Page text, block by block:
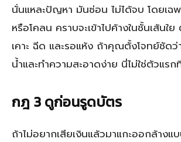
นั่นแหละปัญหา มันซ่อน ไม่ได้จบ โดยเฉพ
หรือโคลน คราบจะเข้าไปค้างในชั้นเส้นใ
เคาะ ฉีด และรอแห้ง ถ้าคุณตั้งโจทย์ชัด
น้ำและทำความสะอาดง่าย นี่ไม่ใช่ตัวแร
กฎ 3 ดูก่อนรูดบัตร
ถ้าไม่อยากเสียเงินแล้วมาแกะออกล้างแ